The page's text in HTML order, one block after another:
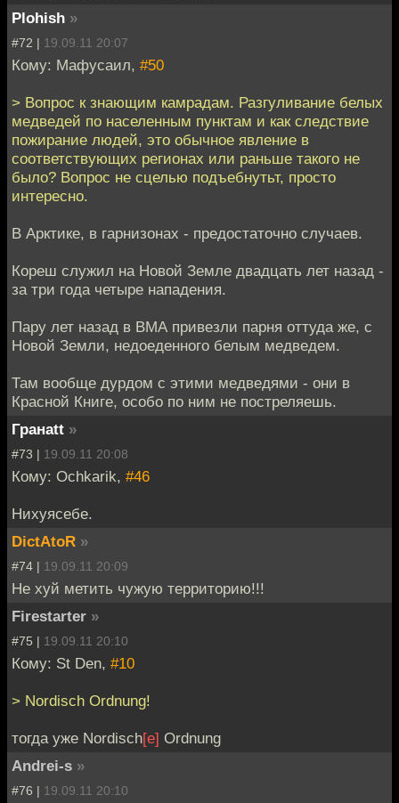
Plohish »
#72 | 19.09.11 20:07
Кому: Мафусаил, #50
> Вопрос к знающим камрадам. Разгуливание белых
медведей по населенным пунктам и как следствие
пожирание людей, это обычное явление в
соответствующих регионах или раньше такого не
было? Вопрос не сцелью подъебнутьт, просто
интересно.
В Арктике, в гарнизонах - предостаточно случаев.
Кореш служил на Новой Земле двадцать лет назад -
за три года четыре нападения.
Пару лет назад в ВМА привезли парня оттуда же, с
Новой Земли, недоеденного белым медведем.
Там вообще дурдом с этими медведями - они в
Красной Книге, особо по ним не постреляешь.
Гранаtt »
#73 | 19.09.11 20:08
Кому: Ochkarik, #46
Нихуясебе.
DictAtoR »
#74 | 19.09.11 20:09
Не хуй метить чужую территорию!!!
Firestarter »
#75 | 19.09.11 20:10
Кому: St Den, #10
> Nordisch Ordnung!
тогда уже Nordisch[e] Ordnung
Andrei-s »
#76 | 19.09.11 20:10